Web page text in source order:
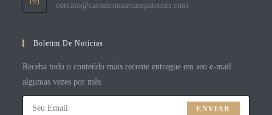
contato@carneiromarcasepatentes.com
Boletim De Notícias
Receba todo o conteúdo mais recente entregue em seu e-mail
algumas vezes por mês.
ENVIAR